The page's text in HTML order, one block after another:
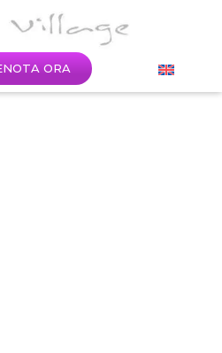
ORA